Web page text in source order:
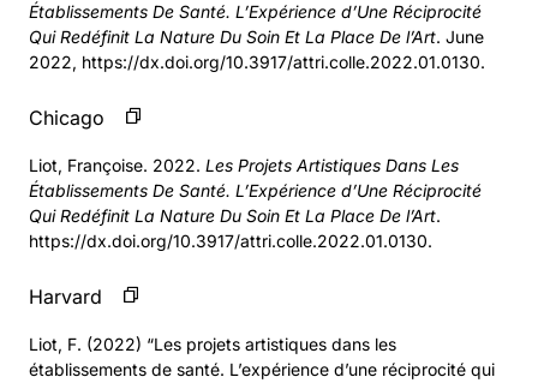
Établissements De Santé. L’Expérience d’Une Réciprocité
Qui Redéfinit La Nature Du Soin Et La Place De l’Art. June
2022, https://dx.doi.org/10.3917/attri.colle.2022.01.0130.
Chicago
Liot, Françoise. 2022. Les Projets Artistiques Dans Les
Établissements De Santé. L’Expérience d’Une Réciprocité
Qui Redéfinit La Nature Du Soin Et La Place De l’Art.
https://dx.doi.org/10.3917/attri.colle.2022.01.0130.
Harvard
Liot, F. (2022) “Les projets artistiques dans les
établissements de santé. L’expérience d’une réciprocité qui